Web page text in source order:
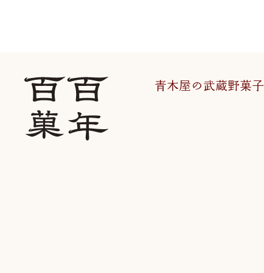
青木屋の武蔵野菓子